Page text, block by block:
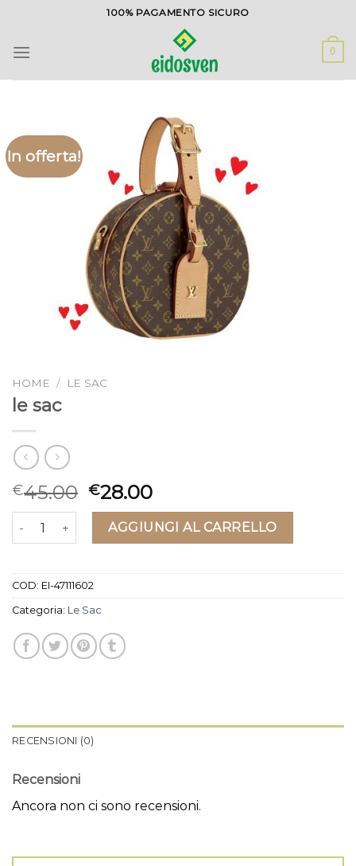
contenuti
100% PAGAMENTO SICURO
0
In offerta!
HOME / LE SAC
le sac
€45.00 €28.00
le sac quantità AGGIUNGI AL CARRELLO
COD: EI-47111602
Categoria: Le Sac
RECENSIONI (0)
Recensioni
Ancora non ci sono recensioni.